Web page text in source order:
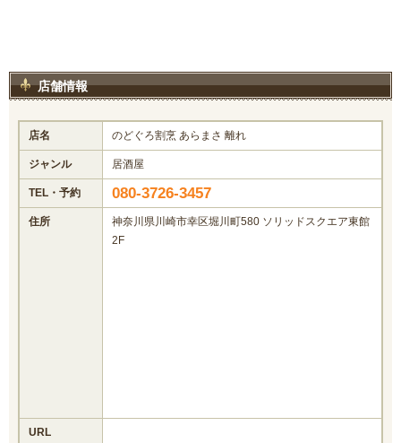
店舗情報
店名 のどぐろ割烹 あらまさ 離れ
ジャンル 居酒屋
TEL・予約 080-3726-3457
住所
神奈川県川崎市幸区堀川町580 ソリッドスクエア東館
2F
URL